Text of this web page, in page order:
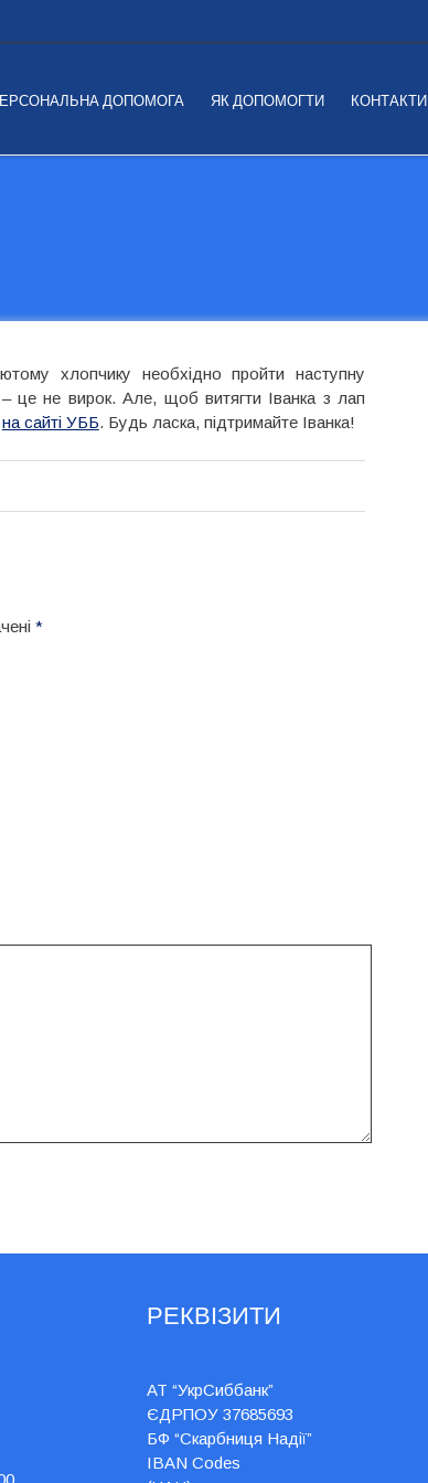
ДОПОМОГА ЯК ДОПОМОГТИ КОНТАКТИ
хлопчику необхідно пройти наступну
це не вирок. Але, щоб витягти Іванка з лап
на сайті УББ. Будь ласка, підтримайте Іванка!
*
РЕКВІЗИТИ
АТ “УкрСиббанк”
ЄДРПОУ 37685693
БФ “Скарбниця Надії”
IBAN Codes